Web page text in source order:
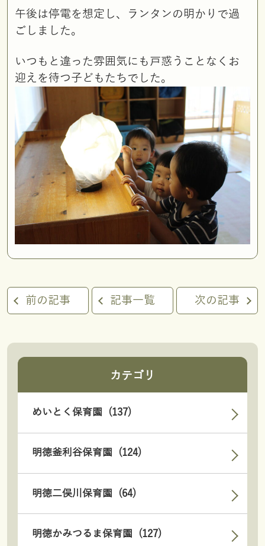
午後は停電を想定し、ランタンの明かりで過
ごしました。
いつもと違った雰囲気にも戸惑うことなくお
迎えを待つ子どもたちでした。
前の記事 記事一覧 次の記事
カテゴリ
めいとく保育園 (137)
明徳釜利谷保育園 (124)
明徳二俣川保育園 (64)
明徳かみつるま保育園 (127)